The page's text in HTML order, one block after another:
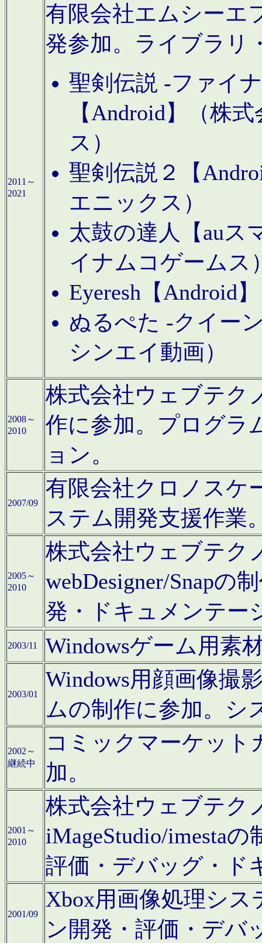
2011～
2021
有限会社エムシーエ
発参加。ライブラリ
聖剣伝説 -ファイ
【Android】（株
ス）
聖剣伝説２【
エニックス）
太鼓の達人【auス
イナムコゲームス
Eyeresh【Android
ぬるぺた -クイー
シンエイ動画）
2008～
2010
株式会社ウェブテク
作に参加。プログラ
ョン。
2007/09
有限会社クロノスケ
ステム開発支援作業
2005～
2010
株式会社ウェブテク
webDesigner/Snapの
発・ドキュメンテー
2003/11 Windowsゲーム用素
2003/01
Windows用顔画像撮
ムの制作に参加。シ
2002～
継続中
コミックマーケット
加。
2001～
2010
株式会社ウェブテク
iMageStudio/imesta
評価・デバッグ・ド
2001/09
Xbox用画像処理シ
ン開発・評価・デバ